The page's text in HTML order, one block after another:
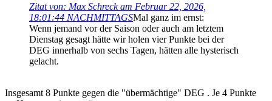
Zitat von: Max Schreck am Februar 22, 2026,
18:01:44 NACHMITTAGSMal ganz im ernst:
Wenn jemand vor der Saison oder auch am letztem
Dienstag gesagt hätte wir holen vier Punkte bei der
DEG innerhalb von sechs Tagen, hätten alle hysterisch
gelacht.
Insgesamt 8 Punkte gegen die "übermächtige" DEG . Je 4 Punkte